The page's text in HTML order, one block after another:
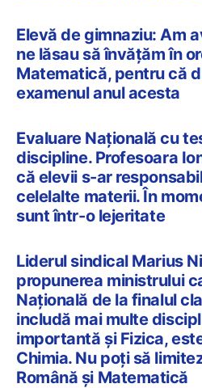
Elevă de gimnaziu: Am
ne lăsau să învățăm în
Matematică, pentru că
examenul anul acesta
Evaluare Națională cu
discipline. Profesoara
că elevii s-ar
celelalte materii. În
sunt într-o lejeritate
Liderul sindical Marius
propunerea ministrului
Națională de la finalul
includă mai multe
importantă şi Fizica,
Chimia. Nu poți să
Română și Matematică